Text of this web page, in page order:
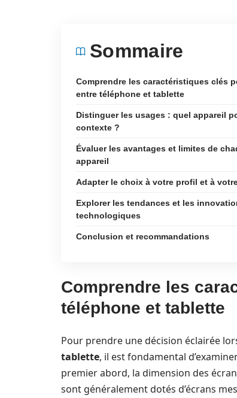
Sommaire
Comprendre les caractéristiques clés
entre téléphone et tablette
Distinguer les usages : quel appareil
contexte ?
Évaluer les avantages et limites de
appareil
Adapter le choix à votre profil et à
Explorer les tendances et les
technologiques
Conclusion et recommandations
Comprendre les
téléphone et tablette
Pour prendre une décision éclairée
tablette, il est fondamental
premier abord, la dimension des
sont généralement dotés d’écrans